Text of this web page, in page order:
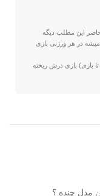
ولی در حال حاضر این مطلب دیگه
در هر ورژنی بازی
اختلاف قیمت یه کنسولی که تا ۱ ترابایت (حدود ۱۸ ۱۹ تا بازی) بازی درش ریخته
مدل چنده ؟